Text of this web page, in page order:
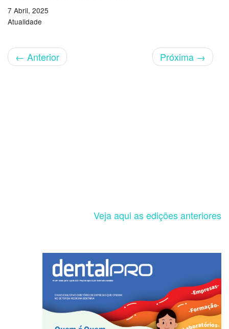
7 Abril, 2025
Atualidade
← Anterior Próxima →
Veja aqui as edições anteriores